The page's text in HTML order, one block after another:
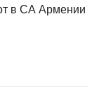
в СА Армении